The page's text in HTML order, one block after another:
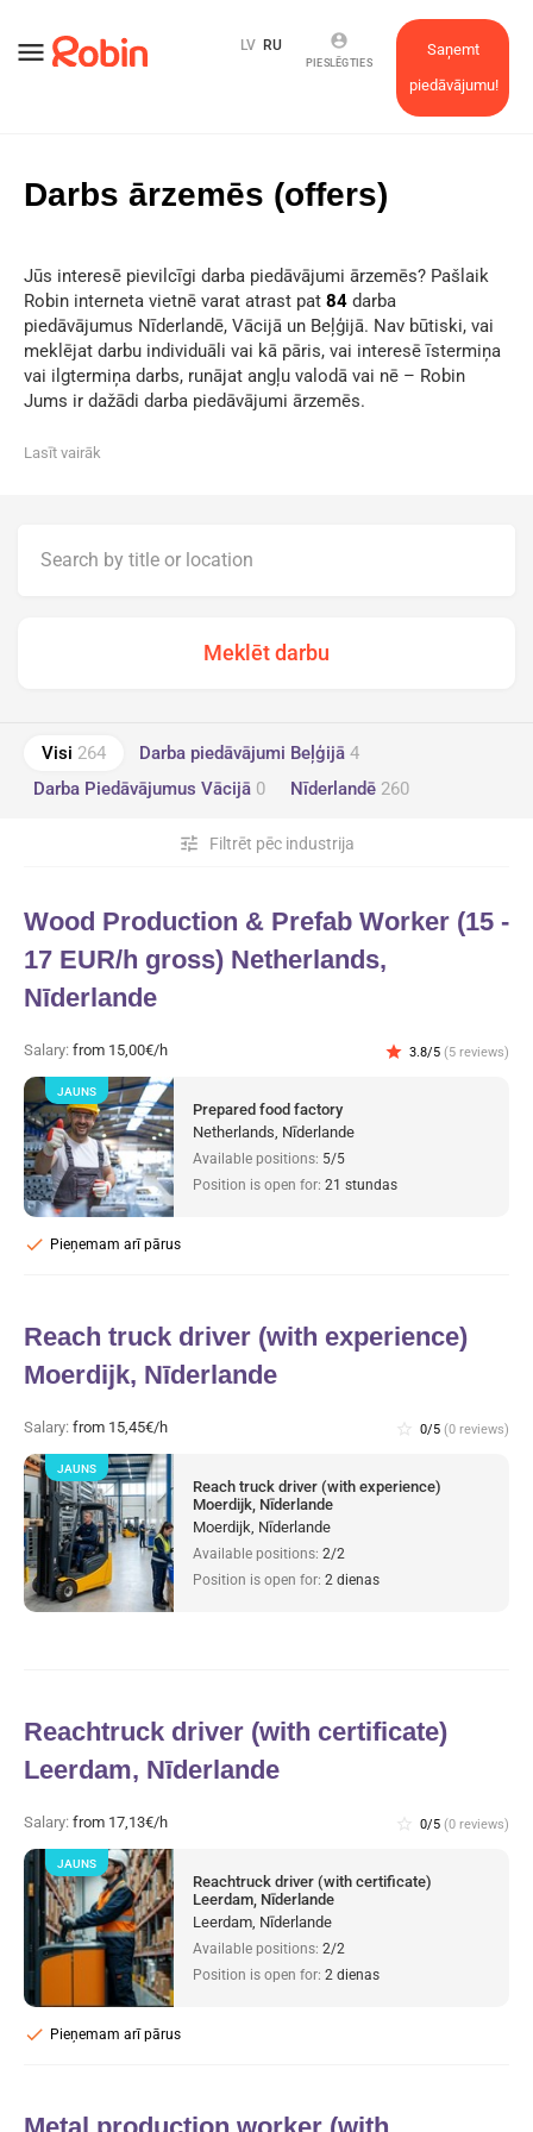
menu
Saņemt
piedāvājumu!
account_circle
PIESLĒGTIES
LV RU
Darbs ārzemēs (offers)
Jūs interesē pievilcīgi darba piedāvājumi ārzemēs? Pašlaik
Robin interneta vietnē varat atrast pat 84 darba
piedāvājumus Nīderlandē, Vācijā un Beļģijā. Nav būtiski, vai
meklējat darbu individuāli vai kā pāris, vai interesē īstermiņa
vai ilgtermiņa darbs, runājat angļu valodā vai nē – Robin
Jums ir dažādi darba piedāvājumi ārzemēs.
Lasīt vairāk
Visi 264 Darba piedāvājumi Beļģijā 4
Darba Piedāvājumus Vācijā 0 Nīderlandē 260
Filtrēt pēc industrija
tune
Wood Production & Prefab Worker (15 -
17 EUR/h gross) Netherlands,
Nīderlande
Salary: from 15,00€/h star 3.8/5 (5 reviews)
Prepared food factory
Netherlands, Nīderlande
Available positions: 5/5
Position is open for: 21 stundas
Pieņemam arī pārus
check
JAUNS
Reach truck driver (with experience)
Moerdijk, Nīderlande
Salary: from 15,45€/h star_border 0/5 (0 reviews)
Reach truck driver (with experience)
Moerdijk, Nīderlande
Moerdijk, Nīderlande
Available positions: 2/2
Position is open for: 2 dienas
JAUNS
Reachtruck driver (with certificate)
Leerdam, Nīderlande
Salary: from 17,13€/h star_border 0/5 (0 reviews)
Reachtruck driver (with certificate)
Leerdam, Nīderlande
Leerdam, Nīderlande
Available positions: 2/2
Position is open for: 2 dienas
Pieņemam arī pārus
check
JAUNS